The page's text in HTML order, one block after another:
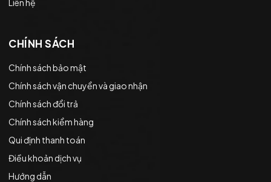
CHÍNH SÁCH
Chính sách bảo mật
Chính sách vận chuyển và giao nhận
Chính sách đổi trả
Chính sách kiểm hàng
Qui định thanh toán
Điều khoản dịch vụ
Hướng dẫn